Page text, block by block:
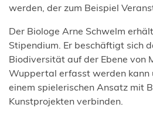
werden, der zum Beispiel
Der Biologe Arne Schwelm
Stipendium. Er beschäftigt sich
Biodiversität auf der Ebene von
Wuppertal erfasst werden kann
einem spielerischen Ansatz mit
Kunstprojekten verbinden.